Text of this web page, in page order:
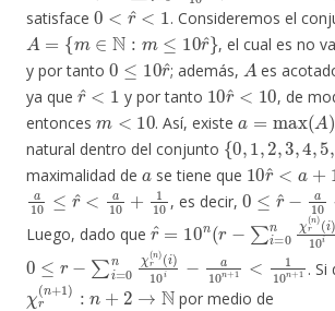
satisface
. Consideremos el
A={m∈ N m≤ 10 r^ }
, el cual es no
y por tanto
0≤ 10r^
; además,
A
es
ya que
r^< 1
y por tanto
10r^<10
, de
entonces
m< 10
. Así, existe
a=max( A)
natural dentro del conjunto
{0,1 2,3,4,5,6
maximalidad de
a
se tiene que
10r^<a+1
a10≤r^<a10+1 10
, es decir,
0≤r ^− a10
Luego, dado que
r^ 10n ( i=0 r(n)
(i) )
0 =0nχ n)
(i 10n 1<110 1
. Si
r(n+ :n+2→ N
por medio de